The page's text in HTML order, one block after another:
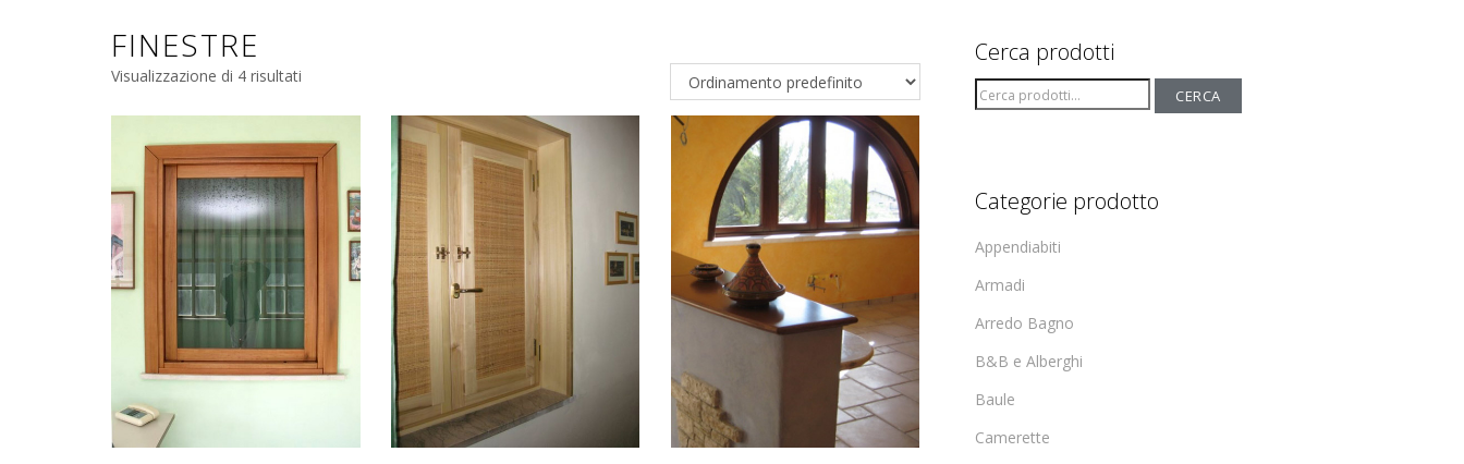
FINESTRE
Visualizzazione di 4 risultati
Cerca prodotti
Cerca: CERCA
Categorie prodotto
Appendiabiti
Armadi
Arredo Bagno
B&B e Alberghi
Baule
Camerette